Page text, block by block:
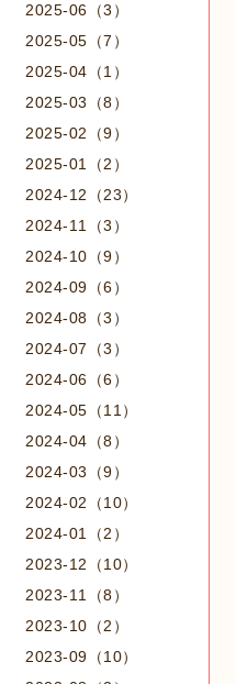
2025-06（3）
2025-05（7）
2025-04（1）
2025-03（8）
2025-02（9）
2025-01（2）
2024-12（23）
2024-11（3）
2024-10（9）
2024-09（6）
2024-08（3）
2024-07（3）
2024-06（6）
2024-05（11）
2024-04（8）
2024-03（9）
2024-02（10）
2024-01（2）
2023-12（10）
2023-11（8）
2023-10（2）
2023-09（10）